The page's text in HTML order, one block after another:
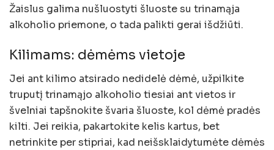
Žaislus galima nušluostyti šluoste su trinamąja
alkoholio priemone, o tada palikti gerai išdžiūti.
Kilimams: dėmėms vietoje
Jei ant kilimo atsirado nedidelė dėmė, užpilkite
truputį trinamąjo alkoholio tiesiai ant vietos ir
švelniai tapšnokite švaria šluoste, kol dėmė pradės
kilti. Jei reikia, pakartokite kelis kartus, bet
netrinkite per stipriai, kad neišsklaidytumėte dėmės